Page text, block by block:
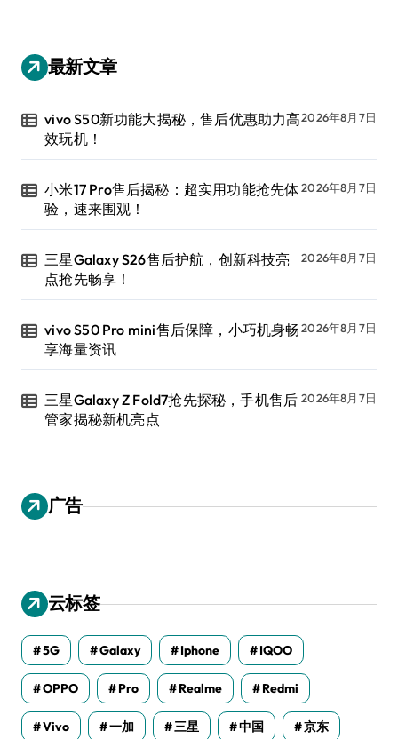
最新文章
vivo S50新功能大揭秘，售后优惠助力高
效玩机！
2026年8月7日
小米17 Pro售后揭秘：超实用功能抢先体
验，速来围观！
2026年8月7日
三星Galaxy S26售后护航，创新科技亮
点抢先畅享！
2026年8月7日
vivo S50 Pro mini售后保障，小巧机身畅
享海量资讯
2026年8月7日
三星Galaxy Z Fold7抢先探秘，手机售后
管家揭秘新机亮点
2026年8月7日
广告
云标签
5G Galaxy Iphone IQOO
OPPO Pro Realme Redmi
Vivo 一加 三星 中国 京东